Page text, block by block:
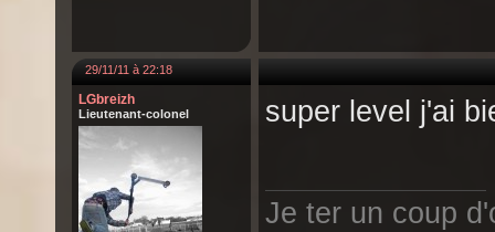
29/11/11 à 22:18
LGbreizh
Lieutenant-colonel super level j'ai
Je ter un coup